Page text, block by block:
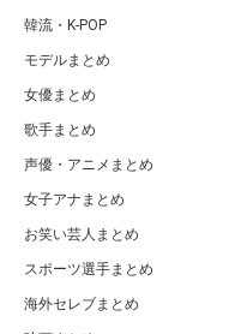
韓流・K-POP
モデルまとめ
女優まとめ
歌手まとめ
声優・アニメまとめ
女子アナまとめ
お笑い芸人まとめ
スポーツ選手まとめ
海外セレブまとめ